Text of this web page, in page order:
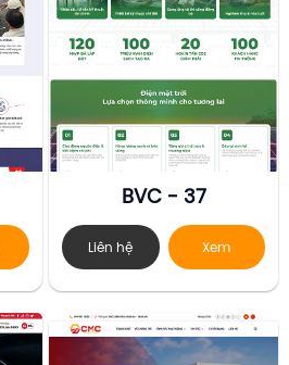
BVC - 37
Liên hệ Xem